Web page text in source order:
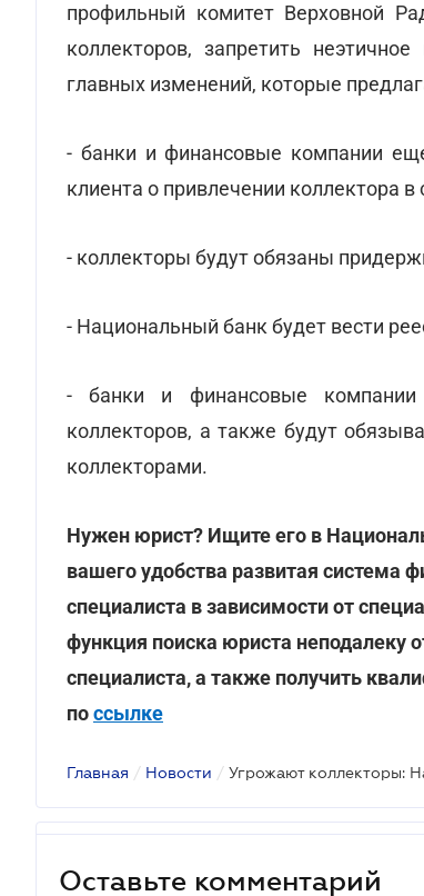
профильный комитет Верховной
коллекторов, запретить
главных изменений, которые
- банки и финансовые компании
клиента о привлечении коллектора в
- коллекторы будут обязаны
- Национальный банк будет вести
- банки и финансовые компании
коллекторов, а также будут
коллекторами.
Нужен юрист? Ищите его в
вашего удобства развитая система
специалиста в зависимости от
функция поиска юриста неподалеку
специалиста, а также получить
поссылке
Главная / Новости / Угрожают коллекторы:
Оставьте комментарий